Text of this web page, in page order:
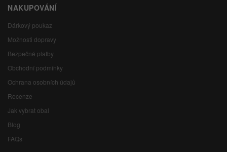
NAKUPOVÁNÍ
Dárkový poukaz
Možnosti dopravy
Bezpečné platby
Obchodní podmínky
Ochrana osobních údajů
Recenze
Jak vybrat obal
Blog
FAQs